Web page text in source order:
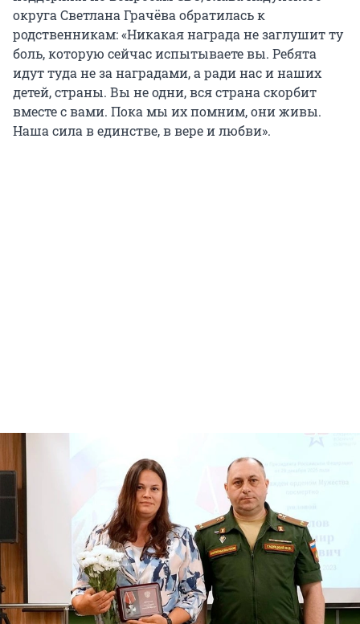
округа Светлана Грачёва обратилась к
родственникам: «Никакая награда не заглушит ту
боль, которую сейчас испытываете вы. Ребята
идут туда не за наградами, а ради нас и наших
детей, страны. Вы не одни, вся страна скорбит
вместе с вами. Пока мы их помним, они живы.
Наша сила в единстве, в вере и любви».